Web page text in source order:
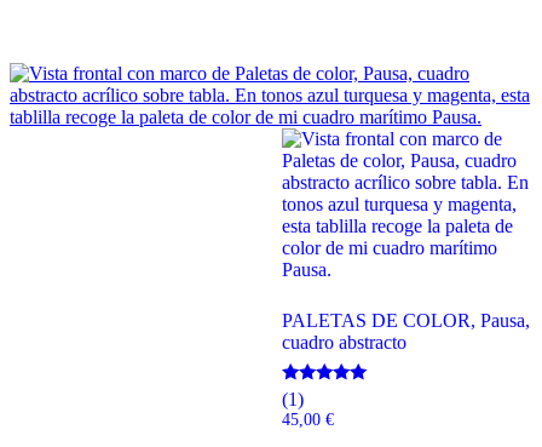
PALETAS DE COLOR, Pausa,
cuadro abstracto
Valorado
con
5.00
(1)
45,00 €